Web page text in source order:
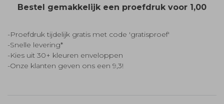
Bestel gemakkelijk een proefdruk voor 1,00
-Proefdruk tijdelijk gratis met code 'gratisproef'
-Snelle levering*
-Kies uit 30+ kleuren enveloppen
-Onze klanten geven ons een 9,3!